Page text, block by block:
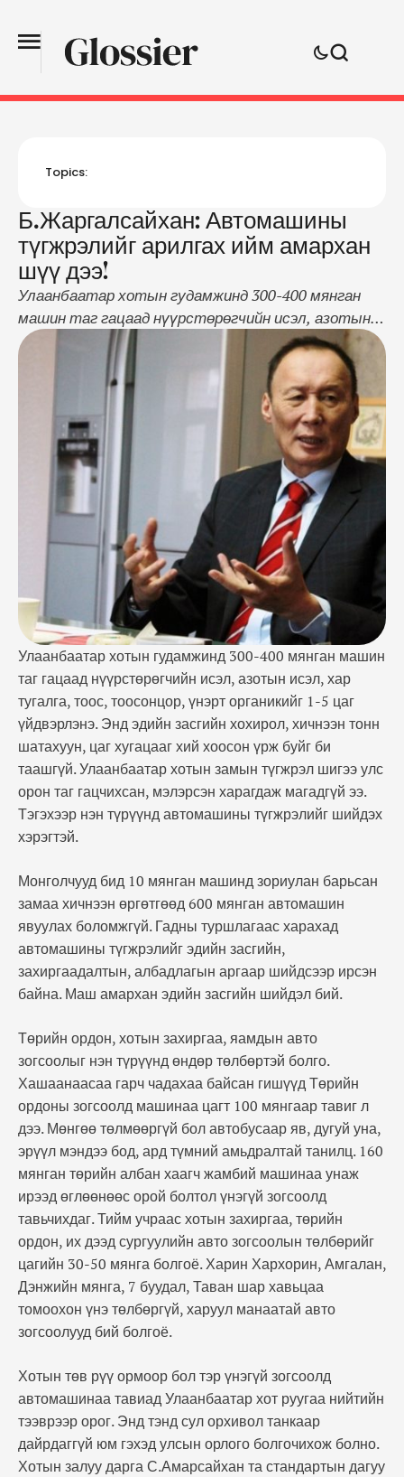
Topics:
Б.Жаргалсайхан: Автомашины
түгжрэлийг арилгах ийм амархан
шүү дээ!
Улаанбаатар хотын гудамжинд 300-400 мянган
машин таг гацаад нүүрстөрөгчийн исэл, азотын
исэл, хар тугалга, тоос, тоосонцор, үнэрт
органикийг 1-5 цаг үйдвэрлэнэ. Энд эдийн засгийн
хохирол, хичнээн тонн шатахуун, цаг хугацааг хий
хоосон үрж буйг би таашгүй. Улаанбаатар хотын
замын түгжрэл шигээ улс орон таг гацчихсан,
мэлэрсэн харагдаж магадгүй ээ. Тэгэхээр нэн
түрүүнд автомашины түгжрэлийг шийдэх …
Улаанбаатар хотын гудамжинд 300-400 мянган машин
таг гацаад нүүрстөрөгчийн исэл, азотын исэл, хар
тугалга, тоос, тоосонцор, үнэрт органикийг 1-5 цаг
үйдвэрлэнэ. Энд эдийн засгийн хохирол, хичнээн тонн
шатахуун, цаг хугацааг хий хоосон үрж буйг би
таашгүй. Улаанбаатар хотын замын түгжрэл шигээ улс
орон таг гацчихсан, мэлэрсэн харагдаж магадгүй ээ.
Тэгэхээр нэн түрүүнд автомашины түгжрэлийг шийдэх
хэрэгтэй.
Монголчууд бид 10 мянган машинд зориулан барьсан
замаа хичнээн өргөтгөөд 600 мянган автомашин
явуулах боломжгүй. Гадны туршлагаас харахад
автомашины түгжрэлийг эдийн засгийн,
захиргаадалтын, албадлагын аргаар шийдсээр ирсэн
байна. Маш амархан эдийн засгийн шийдэл бий.
Төрийн ордон, хотын захиргаа, яамдын авто
зогсоолыг нэн түрүүнд өндөр төлбөртэй болго.
Хашаанаасаа гарч чадахаа байсан гишүүд Төрийн
ордоны зогсоолд машинаа цагт 100 мянгаар тавиг л
дээ. Мөнгөө төлмөөргүй бол автобусаар яв, дугуй уна,
эрүүл мэндээ бод, ард түмний амьдралтай танилц. 160
мянган төрийн албан хаагч жамбий машинаа унаж
ирээд өглөөнөөс орой болтол үнэгүй зогсоолд
тавьчихдаг. Тийм учраас хотын захиргаа, төрийн
ордон, их дээд сургуулийн авто зогсоолын төлбөрийг
цагийн 30-50 мянга болгоё. Харин Хархорин, Амгалан,
Дэнжийн мянга, 7 буудал, Таван шар хавьцаа
томоохон үнэ төлбөргүй, харуул манаатай авто
зогсоолууд бий болгоё.
Хотын төв рүү ормоор бол тэр үнэгүй зогсоолд
автомашинаа тавиад Улаанбаатар хот руугаа нийтийн
тээврээр орог. Энд тэнд сул орхивол танкаар
дайрдаггүй юм гэхэд улсын орлого болгочихож болно.
Хотын залуу дарга С.Амарсайхан та стандартын дагуу